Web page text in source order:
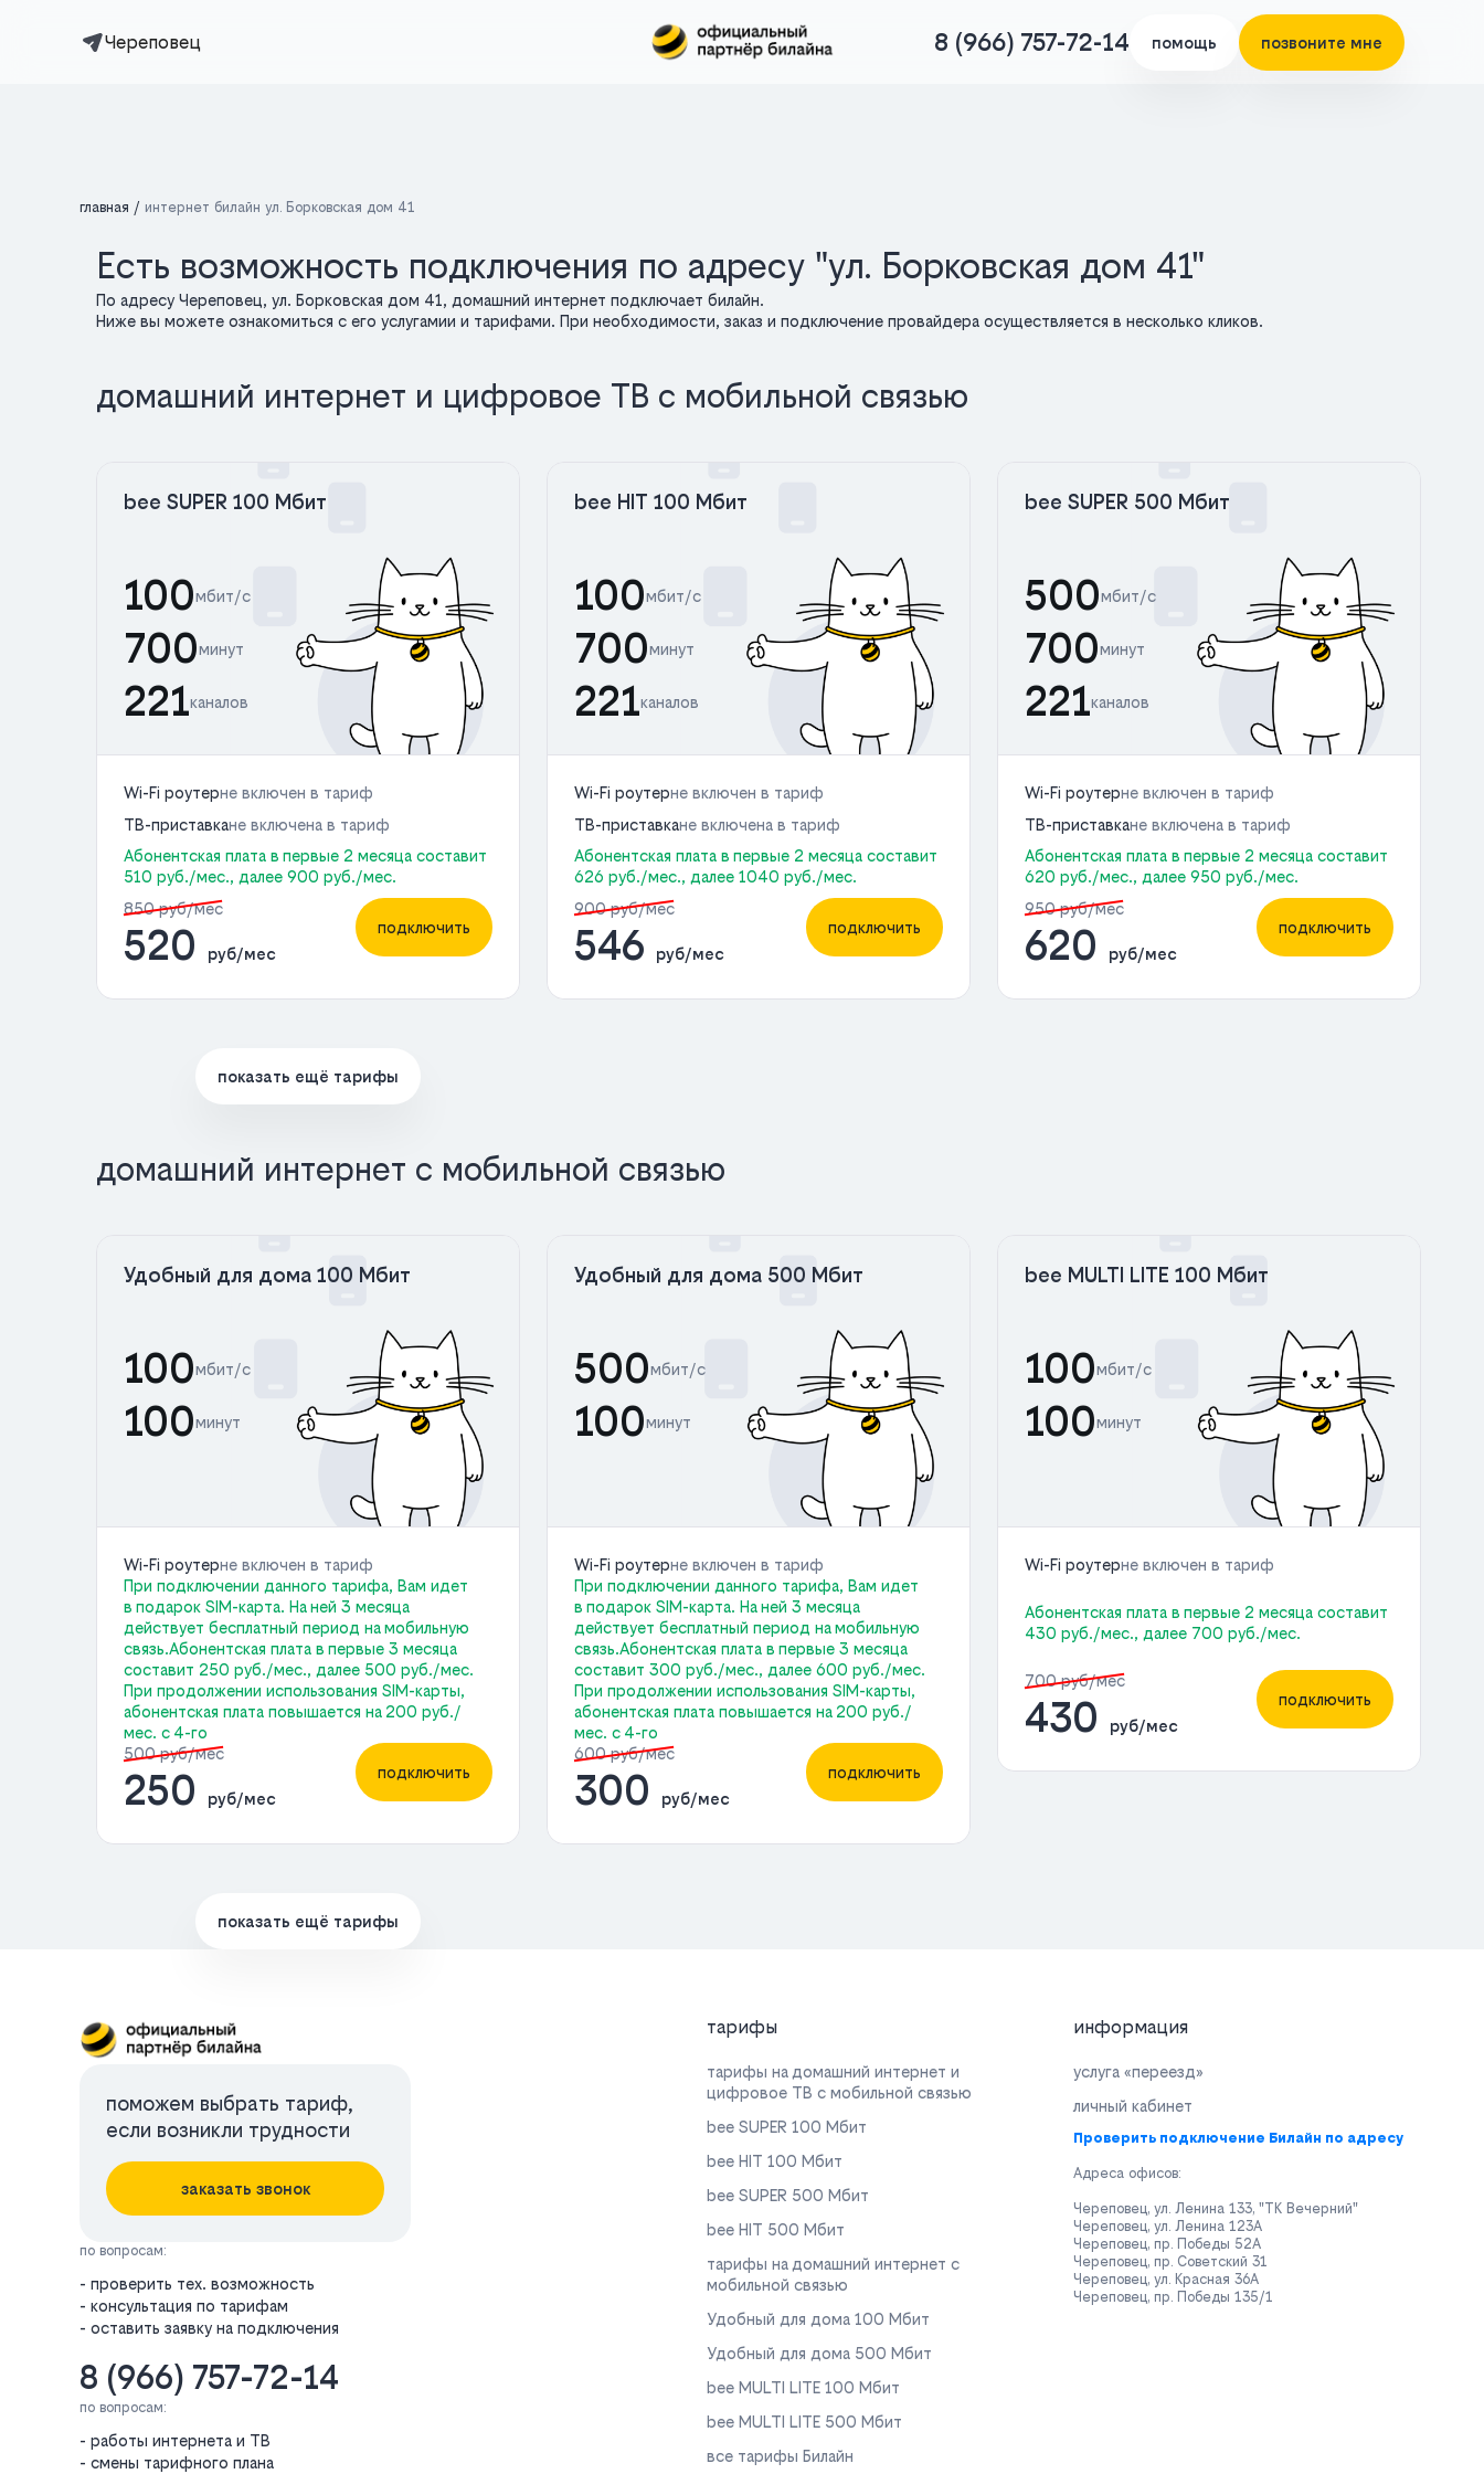
Череповец 8 (966) 757-72-14 помощь позвоните мне
главная интернет билайн ул. Борковская дом 41
Есть возможность подключения по адресу "ул. Борковская дом 41"
По адресу Череповец, ул. Борковская дом 41, домашний интернет подключает билайн.
Ниже вы можете ознакомиться с его услугамии и тарифами. При необходимости, заказ и подключение провайдера осуществляется в несколько кликов.
домашний интернет и цифровое ТВ с мобильной связью
bee SUPER 100 Мбит
100мбит/с
700минут
221каналов
Wi-Fi роутерне включен в тариф
ТВ-приставкане включена в тариф
Абонентская плата в первые 2 месяца составит
510 руб./мес., далее 900 руб./мес.
850 руб/мес
520 руб/мес
подключить
bee HIT 100 Мбит
100мбит/с
700минут
221каналов
Wi-Fi роутерне включен в тариф
ТВ-приставкане включена в тариф
Абонентская плата в первые 2 месяца составит
626 руб./мес., далее 1040 руб./мес.
900 руб/мес
546 руб/мес
подключить
bee SUPER 500 Мбит
500мбит/с
700минут
221каналов
Wi-Fi роутерне включен в тариф
ТВ-приставкане включена в тариф
Абонентская плата в первые 2 месяца составит
620 руб./мес., далее 950 руб./мес.
950 руб/мес
620 руб/мес
подключить
показать ещё тарифы
домашний интернет с мобильной связью
Удобный для дома 100 Мбит
100мбит/с
100минут
Wi-Fi роутерне включен в тариф
При подключении данного тарифа, Вам идет
в подарок SIM-карта. На ней 3 месяца
действует бесплатный период на мобильную
связь.Абонентская плата в первые 3 месяца
составит 250 руб./мес., далее 500 руб./мес.
При продолжении использования SIM-карты,
абонентская плата повышается на 200 руб./
мес. с 4-го
500 руб/мес
250 руб/мес
подключить
Удобный для дома 500 Мбит
500мбит/с
100минут
Wi-Fi роутерне включен в тариф
При подключении данного тарифа, Вам идет
в подарок SIM-карта. На ней 3 месяца
действует бесплатный период на мобильную
связь.Абонентская плата в первые 3 месяца
составит 300 руб./мес., далее 600 руб./мес.
При продолжении использования SIM-карты,
абонентская плата повышается на 200 руб./
мес. с 4-го
600 руб/мес
300 руб/мес
подключить
bee MULTI LITE 100 Мбит
100мбит/с
100минут
Wi-Fi роутерне включен в тариф
Абонентская плата в первые 2 месяца составит
430 руб./мес., далее 700 руб./мес.
700 руб/мес
430 руб/мес
подключить
показать ещё тарифы
поможем выбрать тариф,
если возникли трудности
заказать звонок
по вопросам:
- проверить тех. возможность
- консультация по тарифам
- оставить заявку на подключения
8 (966) 757-72-14
по вопросам:
- работы интернета и ТВ
- смены тарифного плана
тарифы
тарифы на домашний интернет и
цифровое ТВ с мобильной связью
bee SUPER 100 Мбит
bee HIT 100 Мбит
bee SUPER 500 Мбит
bee HIT 500 Мбит
тарифы на домашний интернет с
мобильной связью
Удобный для дома 100 Мбит
Удобный для дома 500 Мбит
bee MULTI LITE 100 Мбит
bee MULTI LITE 500 Мбит
все тарифы Билайн
информация
услуга «переезд»
личный кабинет
Проверить подключение Билайн по адресу
Адреса офисов:
Череповец, ул. Ленина 133, "ТК Вечерний"
Череповец, ул. Ленина 123А
Череповец, пр. Победы 52А
Череповец, пр. Советский 31
Череповец, ул. Красная 36А
Череповец, пр. Победы 135/1